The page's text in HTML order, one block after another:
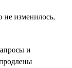
не изменилось,
и